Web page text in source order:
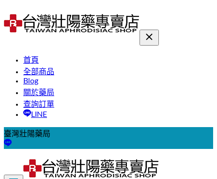
首頁
全部商品
Blog
關於藥局
查詢訂單
LINE
臺灣壯陽藥局